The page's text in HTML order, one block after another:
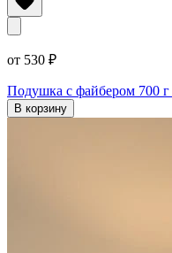
от 530 ₽
Подушка с файбером 700 г
В корзину